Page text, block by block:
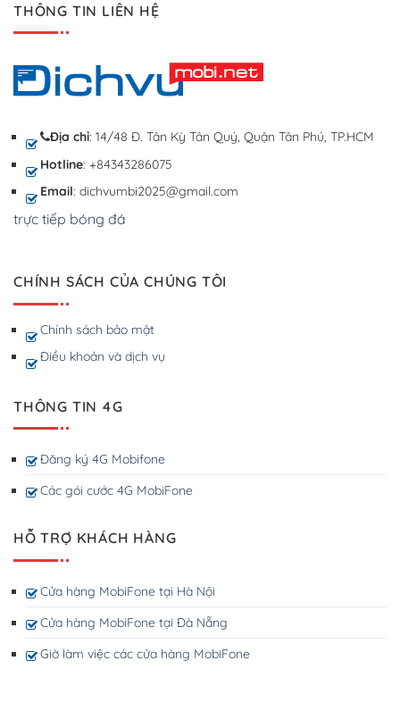
THÔNG TIN LIÊN HỆ
Địa chỉ: 14/48 Đ. Tân Kỳ Tân Quý, Quận Tân Phú, TP.HCM
Hotline: +84343286075
Email: dichvumbi2025@gmail.com
trực tiếp bóng đá
CHÍNH SÁCH CỦA CHÚNG TÔI
Chính sách bảo mật
Điều khoản và dịch vụ
THÔNG TIN 4G
Đăng ký 4G Mobifone
Các gói cước 4G MobiFone
HỖ TRỢ KHÁCH HÀNG
Cửa hàng MobiFone tại Hà Nội
Cửa hàng MobiFone tại Đà Nẵng
Giờ làm việc các cửa hàng MobiFone